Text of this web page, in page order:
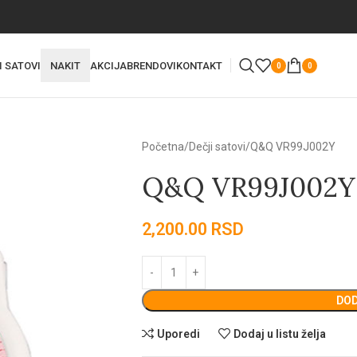
SATOVI NAKIT AKCIJABRENDOVIKONTAKT 0 0
Početna Dečji satovi Q&Q VR99J002Y
Q&Q VR99J002Y
2,200.00 RSD
Uporedi Dodaj u listu želja